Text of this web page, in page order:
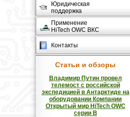
Юридическая
поддержка
Применение
HiTech OWC ВКС
Контакты
Статьи и обзоры
Владимир Путин провел
телемост с российской
экспедицией в Антарктиде на
оборудовании Компании
Открытый мир HiTech OWC
серии В